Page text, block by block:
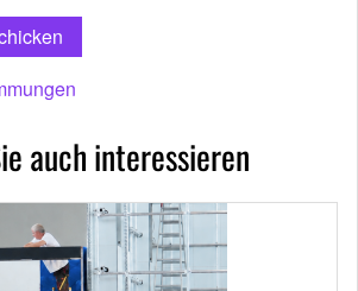
auch interessieren